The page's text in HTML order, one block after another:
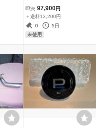
トシ
国内
送
イプ丸目インプFフェンダ
ー（受注生産品）*送料別
途
即決 97,900円
＋送料13,200円
0
5日
未使用